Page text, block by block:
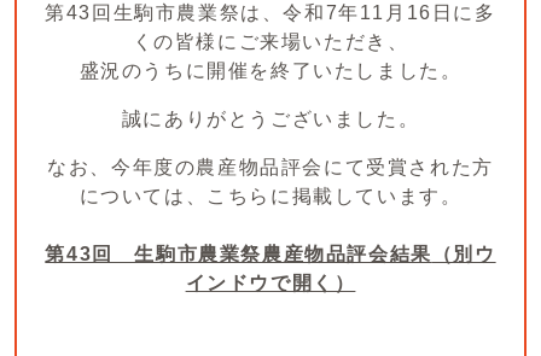
第43回生駒市農業祭は、令和7年11月16日に多
くの皆様にご来場いただき、
盛況のうちに開催を終了いたしました。
誠にありがとうございました。
なお、今年度の農産物品評会にて受賞された方
については、こちらに掲載しています。
第43回 生駒市農業祭農産物品評会結果
（別ウ
インドウで開く）